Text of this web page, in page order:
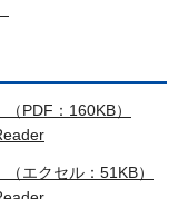
PDF：160KB）
エクセル：51KB）